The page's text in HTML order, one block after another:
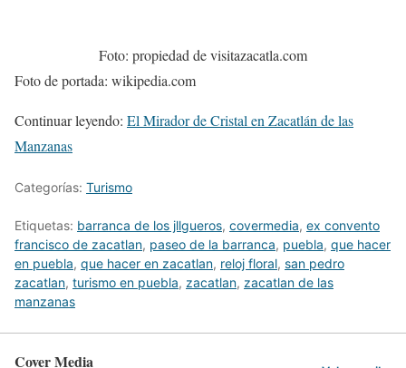
Foto: propiedad de visitazacatla.com
Foto de portada: wikipedia.com
Continuar leyendo: El Mirador de Cristal en Zacatlán de las
Manzanas
Categorías: Turismo
Etiquetas: barranca de los jllgueros, covermedia, ex convento
francisco de zacatlan, paseo de la barranca, puebla, que hacer
en puebla, que hacer en zacatlan, reloj floral, san pedro
zacatlan, turismo en puebla, zacatlan, zacatlan de las
manzanas
Cover Media